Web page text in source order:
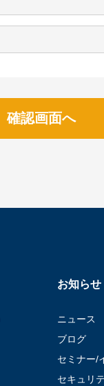
確認画面へ
お知らせ
ニュース
ブログ
セミナー/
セキュリ